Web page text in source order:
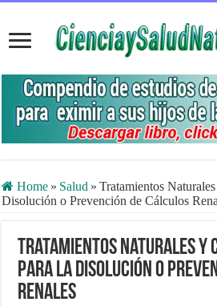
Home » Salud » Tratamientos
Disolución o Prevención de Cálculos
Tratamientos Naturales y
para la Disolución o
Renales